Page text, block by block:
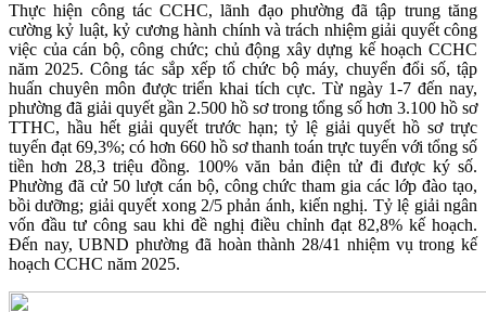
Thực hiện công tác CCHC, lãnh đạo phường đã tập trung tăng
cường kỷ luật, kỷ cương hành chính và trách nhiệm giải quyết công
việc của cán bộ, công chức; chủ động xây dựng kế hoạch CCHC
năm 2025. Công tác sắp xếp tổ chức bộ máy, chuyển đổi số, tập
huấn chuyên môn được triển khai tích cực. Từ ngày 1-7 đến nay,
phường đã giải quyết gần 2.500 hồ sơ trong tổng số hơn 3.100 hồ sơ
TTHC, hầu hết giải quyết trước hạn; tỷ lệ giải quyết hồ sơ trực
tuyến đạt 69,3%; có hơn 660 hồ sơ thanh toán trực tuyến với tổng số
tiền hơn 28,3 triệu đồng. 100% văn bản điện tử đi được ký số.
Phường đã cử 50 lượt cán bộ, công chức tham gia các lớp đào tạo,
bồi dưỡng; giải quyết xong 2/5 phản ánh, kiến nghị. Tỷ lệ giải ngân
vốn đầu tư công sau khi đề nghị điều chỉnh đạt 82,8% kế hoạch.
Đến nay, UBND phường đã hoàn thành 28/41 nhiệm vụ trong kế
hoạch CCHC năm 2025.